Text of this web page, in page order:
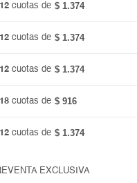
12 cuotas de $ 1.374
12 cuotas de $ 1.374
12 cuotas de $ 1.374
18 cuotas de $ 916
12 cuotas de $ 1.374
EXCLUSIVA